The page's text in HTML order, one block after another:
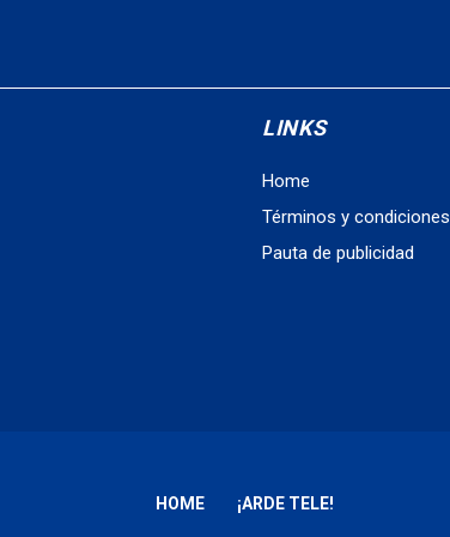
LINKS
Home
Términos y condiciones
Pauta de publicidad
HOME ¡ARDE TELE!